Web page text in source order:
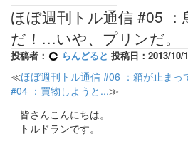
ほぼ週刊トル通信 #05 ：
だ！…いや、プリンだ。
投稿者： らんどると 投稿日：2013/10/
≪ほぼ週刊トル通信 #06 ：箱が止まっ
#04 ：買物しようと...≫
皆さんこんにちは。
トルドランです。